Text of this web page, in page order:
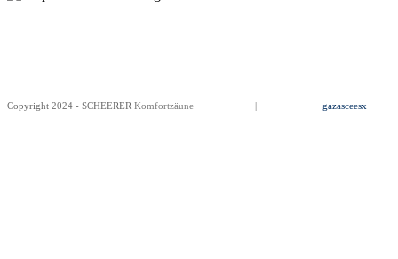
Copyright 2024 - SCHEERER Komfortzäune gazasceesx